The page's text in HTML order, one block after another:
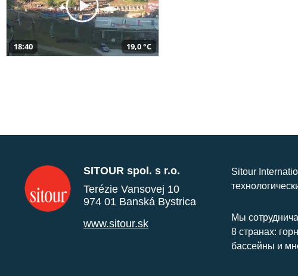
18:40 19,0 °C
SITOUR spol. s r.o.
Terézie Vansovej 10
974 01 Banská Bystrica
www.sitour.sk
Sitour
Мы
8 странах:
бассейны и